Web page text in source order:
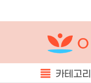
카테고리